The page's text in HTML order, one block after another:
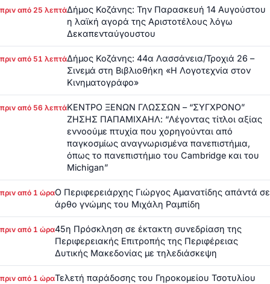
πριν από 25 λεπτάΔήμος Κοζάνης: Την Παρασκευή 14 Αυγούστου
η λαϊκή αγορά της Αριστοτέλους λόγω
Δεκαπενταύγουστου
πριν από 51 λεπτάΔήμος Κοζάνης: 44α Λασσάνεια/Τροχιά 26 –
Σινεμά στη Βιβλιοθήκη «Η Λογοτεχνία στον
Κινηματογράφο»
πριν από 56 λεπτάΚΕΝΤΡΟ ΞΕΝΩΝ ΓΛΩΣΣΩΝ – “ΣΥΓΧΡΟΝΟ”
ΖΗΣΗΣ ΠΑΠΑΜΙΧΑΗΛ: “Λέγοντας τίτλοι αξίας
εννοούμε πτυχία που χορηγούνται από
παγκοσμίως αναγνωρισμένα πανεπιστήμια,
όπως το πανεπιστήμιο του Cambridge και του
Michigan”
πριν από 1 ώραΟ Περιφερειάρχης Γιώργος Αμανατίδης απάντά σε
άρθο γνώμης του Μιχάλη Ραμπίδη
πριν από 1 ώρα45η Πρόσκληση σε έκτακτη συνεδρίαση της
Περιφερειακής Επιτροπής της Περιφέρειας
Δυτικής Μακεδονίας με τηλεδιάσκεψη
πριν από 1 ώραΤελετή παράδοσης του Γηροκομείου Τσοτυλίου